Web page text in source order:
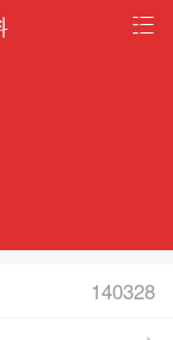
140328